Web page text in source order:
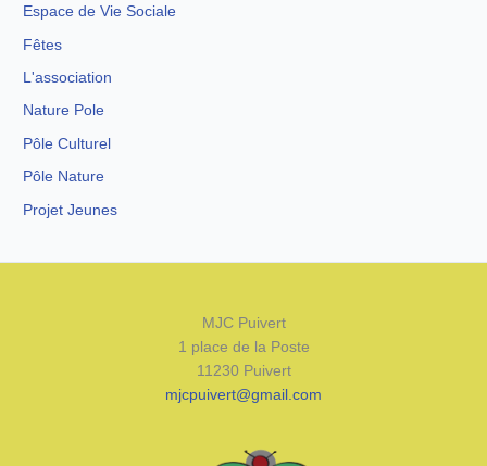
Espace de Vie Sociale
Fêtes
L'association
Nature Pole
Pôle Culturel
Pôle Nature
Projet Jeunes
MJC Puivert
1 place de la Poste
11230 Puivert
mjcpuivert@gmail.com